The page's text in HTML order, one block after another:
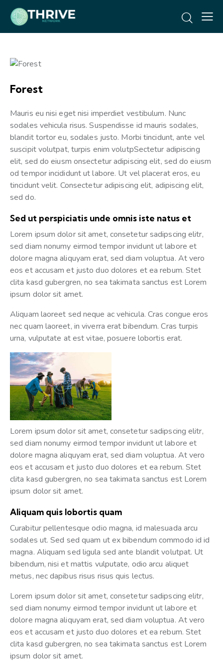
Forest
Mauris eu nisi eget nisi imperdiet vestibulum. Nunc
sodales vehicula risus. Suspendisse id mauris sodales,
blandit tortor eu, sodales justo. Morbi tincidunt, ante vel
suscipit volutpat, turpis enim volutpSectetur adipiscing
elit, sed do eiusm onsectetur adipiscing elit, sed do eiusm
od tempor incididunt ut labore. Ut vel placerat eros, eu
tincidunt velit. Consectetur adipiscing elit, adipiscing elit,
sed do.
Sed ut perspiciatis unde omnis iste natus et
Lorem ipsum dolor sit amet, consetetur sadipscing elitr,
sed diam nonumy eirmod tempor invidunt ut labore et
dolore magna aliquyam erat, sed diam voluptua. At vero
eos et accusam et justo duo dolores et ea rebum. Stet
clita kasd gubergren, no sea takimata sanctus est Lorem
ipsum dolor sit amet.
Aliquam laoreet sed neque ac vehicula. Cras congue eros
nec quam laoreet, in viverra erat bibendum. Cras turpis
urna, vulputate at est vitae, posuere lobortis erat.
Lorem ipsum dolor sit amet, consetetur sadipscing elitr,
sed diam nonumy eirmod tempor invidunt ut labore et
dolore magna aliquyam erat, sed diam voluptua. At vero
eos et accusam et justo duo dolores et ea rebum. Stet
clita kasd gubergren, no sea takimata sanctus est Lorem
ipsum dolor sit amet.
Aliquam quis lobortis quam
Curabitur pellentesque odio magna, id malesuada arcu
sodales ut. Sed sed quam ut ex bibendum commodo id id
magna. Aliquam sed ligula sed ante blandit volutpat. Ut
bibendum, nisi et mattis vulputate, odio arcu aliquet
metus, nec dapibus risus risus quis lectus.
Lorem ipsum dolor sit amet, consetetur sadipscing elitr,
sed diam nonumy eirmod tempor invidunt ut labore et
dolore magna aliquyam erat, sed diam voluptua. At vero
eos et accusam et justo duo dolores et ea rebum. Stet
clita kasd gubergren, no sea takimata sanctus est Lorem
ipsum dolor sit amet.